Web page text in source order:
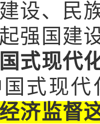
设、民
强国建
式现代
式现代
济监督